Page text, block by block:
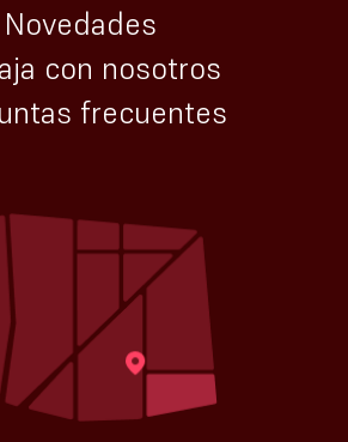
Novedades
con nosotros
frecuentes